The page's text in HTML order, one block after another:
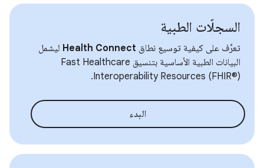
السجلّات الطبية
تعرَّف على كيفية توسيع نطاق Health Connect ليشمل
البيانات الطبية الأساسية بتنسيق Fast Healthcare
Interoperability Resources (FHIR®).
البدء